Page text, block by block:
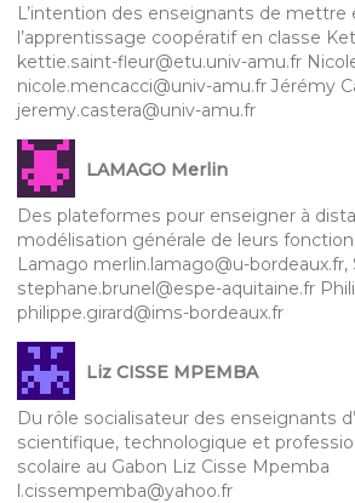
L’intention des enseignants de
l’apprentissage coopératif en classe
kettie.saint-fleur@etu.univ-amu.fr
nicole.mencacci@univ-amu.fr Jérémy
jeremy.castera@univ-amu.fr
LAMAGO Merlin
Des plateformes pour enseigner à
modélisation générale de leurs
Lamago merlin.lamago@u-
stephane.brunel@espe-aquitaine.fr
philippe.girard@ims-bordeaux.fr
Liz CISSE MPEMBA
Du rôle socialisateur des enseignants
scientifique, technologique et
scolaire au Gabon Liz Cisse Mpemba
l.cissempemba@yahoo.fr